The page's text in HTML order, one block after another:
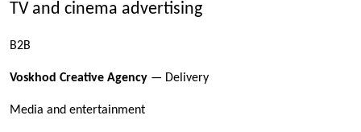
TV and cinema advertising
B2B
Voskhod Creative Agency — Delivery
Media and entertainment